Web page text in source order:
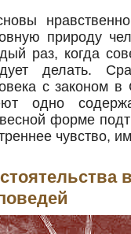
природу
раз, когда
делать.
с законом
одно
форме
чувство,